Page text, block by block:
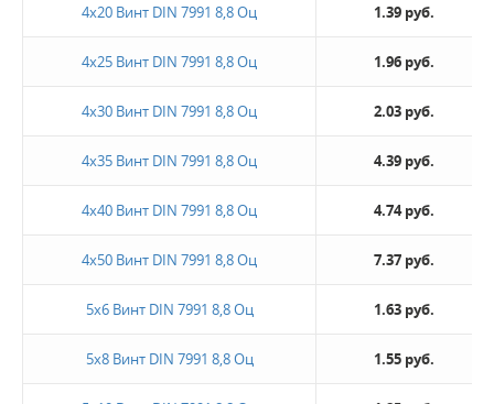
4х20 Винт DIN 7991 8,8 Оц 1.39 руб.
4х25 Винт DIN 7991 8,8 Оц 1.96 руб.
4х30 Винт DIN 7991 8,8 Оц 2.03 руб.
4х35 Винт DIN 7991 8,8 Оц 4.39 руб.
4х40 Винт DIN 7991 8,8 Оц 4.74 руб.
4х50 Винт DIN 7991 8,8 Оц 7.37 руб.
5х6 Винт DIN 7991 8,8 Оц 1.63 руб.
5х8 Винт DIN 7991 8,8 Оц 1.55 руб.